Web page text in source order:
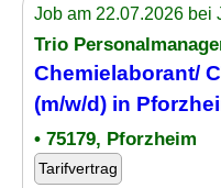
Job am 22.07.2026 bei
Trio
Chemielaborant/
(m/w/d) in
• 75179, Pforzheim
Tarifvertrag